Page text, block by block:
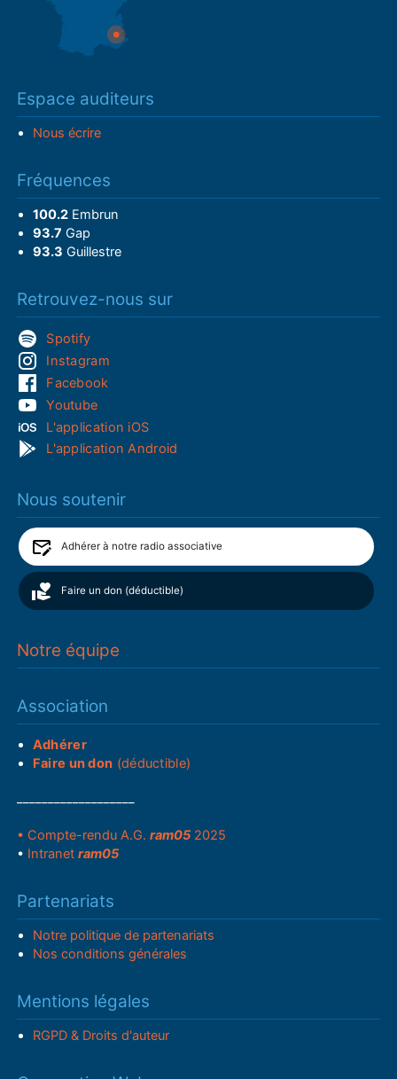
Espace auditeurs
Nous écrire
Fréquences
100.2Embrun
93.7 Gap
93.3 Guillestre
Retrouvez-nous sur
Spotify
Instagram
Facebook
Youtube
L'application iOS
L'application Android
Nous soutenir
Adhérer à notre radio associative
Faire un don (déductible)
Notre équipe
Association
Adhérer
Faire un don (déductible)
• Compte-rendu A.G.ram05 2025
• Intranetram05
Partenariats
Notre politique de partenariats
Nos conditions générales
Mentions légales
RGPD & Droits d'auteur